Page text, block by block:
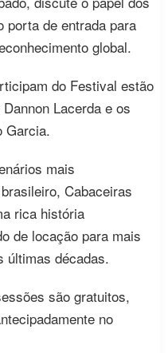
porta de entrada para
global.
do Festival estão
Lacerda e os
Garcia.
mais
Cabaceiras
rica história
de locação para mais
últimas décadas.
são gratuitos,
no